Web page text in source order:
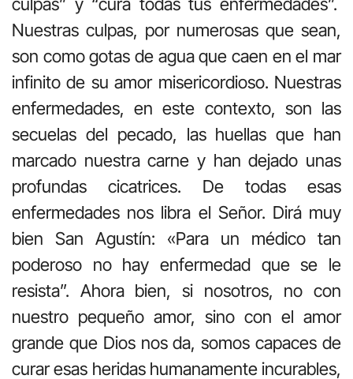
culpas” y “cura todas tus enfermedades”.
Nuestras culpas, por numerosas que sean,
son como gotas de agua que caen en el mar
infinito de su amor misericordioso. Nuestras
enfermedades, en este contexto, son las
secuelas del pecado, las huellas que han
marcado nuestra carne y han dejado unas
profundas cicatrices. De todas esas
enfermedades nos libra el Señor. Dirá muy
bien San Agustín: «Para un médico tan
poderoso no hay enfermedad que se le
resista”. Ahora bien, si nosotros, no con
nuestro pequeño amor, sino con el amor
grande que Dios nos da, somos capaces de
curar esas heridas humanamente incurables,